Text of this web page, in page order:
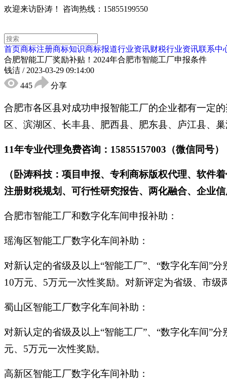
欢迎来访卧涛！ 咨询热线：15855199550
首页商标注册商标知识商标报道行业资讯财税行业资讯联系中
合肥智能工厂奖励补贴！2024年合肥市智能工厂申报条件
钱洁 / 2023-03-29 09:14:00
445
分享
合肥市各区县对成功申报智能工厂的企业都有一定
区、滨湖区、长丰县、肥西县、肥东县、庐江县、
11年专业代理免费咨询：15855157003（微信同号）
（卧涛科技：项目申报、专利商标版权代理、软件
注册财税规划、可行性研究报告、两化融合、企业
合肥市智能工厂和数字化车间申报补助：
瑶海区智能工厂数字化车间补助：
对新认定的省级及以上“智能工厂”、“数字化车间”
10万元、5万元一次性奖励。对新评定为省级、市
蜀山区智能工厂数字化车间补助：
对新认定的省级及以上“智能工厂”、“数字化车间”
元、5万元一次性奖励。
高新区智能工厂数字化车间补助：